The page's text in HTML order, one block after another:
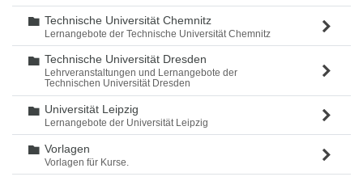
Ordner
Technische Universität Chemnitz
Lernangebote der Technische Universität Chemnitz
Ordner
Technische Universität Dresden
Lehrveranstaltungen und Lernangebote der
Technischen Universität Dresden
Ordner
Universität Leipzig
Lernangebote der Universität Leipzig
Ordner
Vorlagen
Vorlagen für Kurse.